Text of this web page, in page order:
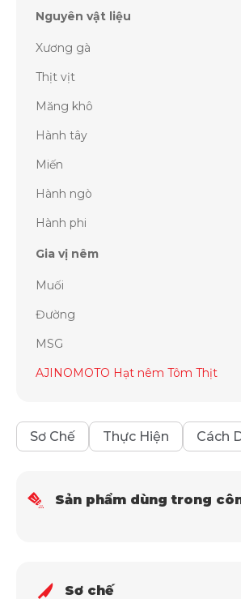
Sơ Chế Thực Hiện Cách
Sản phẩm dùng trong
Sơ chế
Nguyên vật liệu
Xương gà
Thịt vịt
Măng khô
Hành tây
Miến
Hành ngò
Hành phi
Gia vị nêm
Muối
Đường
MSG
AJINOMOTO Hạt nêm Tôm Thịt